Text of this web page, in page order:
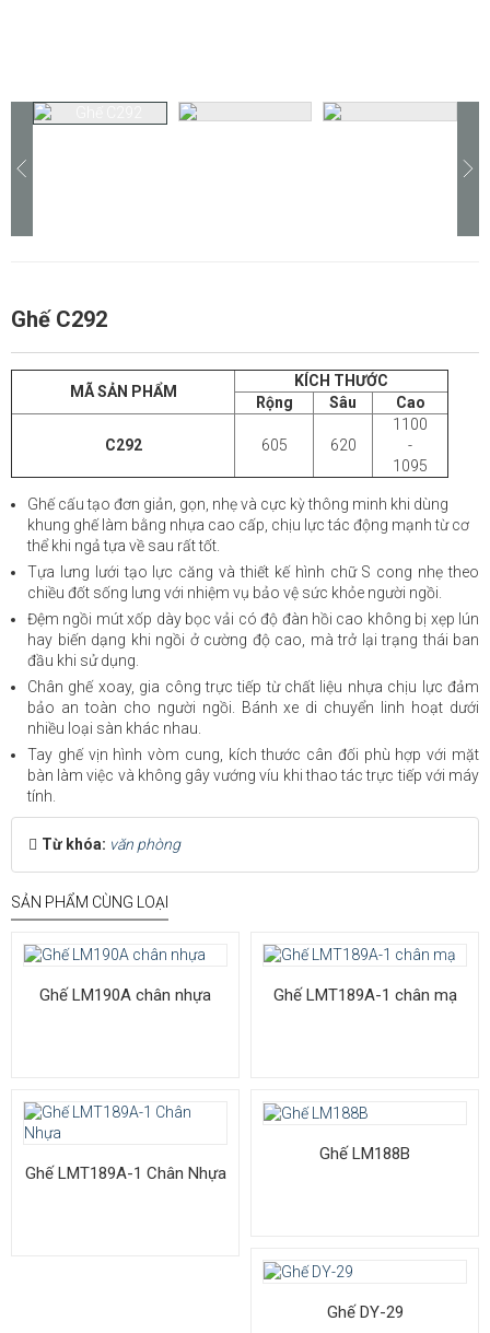
Ghế C292
MÃ SẢN PHẨM
KÍCH THƯỚC
Rộng
Sâu Cao
C292 605 620
1100
-
1095
Ghế cấu tạo đơn giản, gọn, nhẹ và cực kỳ thông minh khi dùng
khung ghế làm bằng nhựa cao cấp, chịu lực tác động mạnh từ cơ
thể khi ngả tựa về sau rất tốt.
Tựa lưng lưới tạo lực căng và thiết kế hình chữ S cong nhẹ theo
chiều đốt sống lưng với nhiệm vụ bảo vệ sức khỏe người ngồi.
Đệm ngồi mút xốp dày bọc vải có độ đàn hồi cao không bị xẹp lún
hay biến dạng khi ngồi ở cường độ cao, mà trở lại trạng thái ban
đầu khi sử dụng.
Chân ghế xoay, gia công trực tiếp từ chất liệu nhựa chịu lực đảm
bảo an toàn cho người ngồi. Bánh xe di chuyển linh hoạt dưới
nhiều loại sàn khác nhau.
Tay ghế vịn hình vòm cung, kích thước cân đối phù hợp với mặt
bàn làm việc và không gây vướng víu khi thao tác trực tiếp với máy
tính.
Từ khóa: văn phòng
SẢN PHẨM CÙNG LOẠI
Ghế LM190A chân nhựa Ghế LMT189A-1 chân mạ
Ghế LMT189A-1 Chân Nhựa
Ghế LM188B
Ghế DY-29